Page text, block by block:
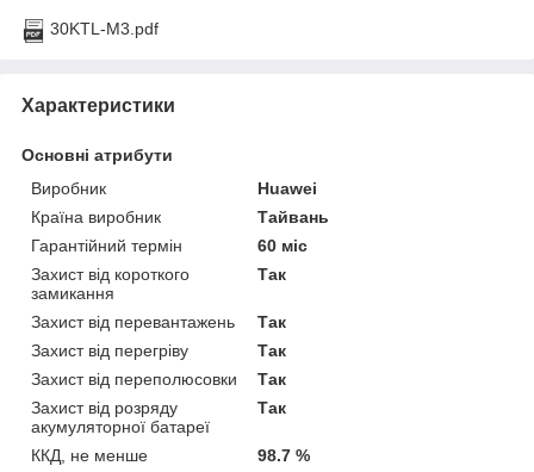
30KTL-M3.pdf
Характеристики
Основні атрибути
Виробник
Huawei
Країна виробник
Тайвань
Гарантійний термін
60 міс
Захист від короткого
замикання
Так
Захист від перевантажень
Так
Захист від перегріву
Так
Захист від переполюсовки
Так
Захист від розряду
акумуляторної батареї
Так
ККД, не менше
98.7 %